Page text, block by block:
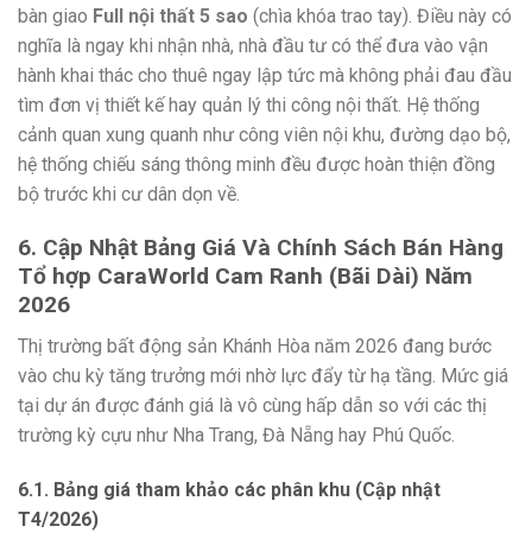
bàn giao Full nội thất 5 sao (chìa khóa trao tay). Điều này có
nghĩa là ngay khi nhận nhà, nhà đầu tư có thể đưa vào vận
hành khai thác cho thuê ngay lập tức mà không phải đau đầu
tìm đơn vị thiết kế hay quản lý thi công nội thất. Hệ thống
cảnh quan xung quanh như công viên nội khu, đường dạo bộ,
hệ thống chiếu sáng thông minh đều được hoàn thiện đồng
bộ trước khi cư dân dọn về.
6. Cập Nhật Bảng Giá Và Chính Sách Bán Hàng
Tổ hợp CaraWorld Cam Ranh (Bãi Dài) Năm
2026
Thị trường bất động sản Khánh Hòa năm 2026 đang bước
vào chu kỳ tăng trưởng mới nhờ lực đẩy từ hạ tầng. Mức giá
tại dự án được đánh giá là vô cùng hấp dẫn so với các thị
trường kỳ cựu như Nha Trang, Đà Nẵng hay Phú Quốc.
6.1. Bảng giá tham khảo các phân khu (Cập nhật
T4/2026)